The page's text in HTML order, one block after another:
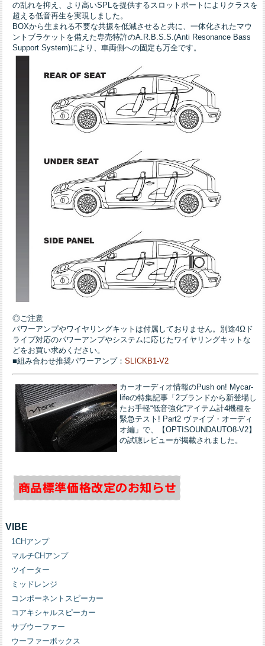
の乱れを抑え、より高いSPLを提供するスロットポートによりクラスを
超える低音再生を実現しました。
BOXから生まれる不要な共振を低減させると共に、一体化されたマウ
ントブラケットを備えた専売特許のA.R.B.S.S.(Anti Resonance Bass
Support System)により、車両側への固定も万全です。
◎ご注意
パワーアンプやワイヤリングキットは付属しておりません。別途4Ωド
ライブ対応のパワーアンプやシステムに応じたワイヤリングキットな
どをお買い求めください。
■組み合わせ推奨パワーアンプ：SLICKB1-V2
カーオーディオ情報のPush on! Mycar-
lifeの特集記事「2ブランドから新登場し
たお手軽“低音強化”アイテム計4機種を
緊急テスト! Part2 ヴァイブ・オーディ
オ編」で、【OPTISOUNDAUTO8-V2】
の試聴レビューが掲載されました。
VIBE
1CHアンプ
マルチCHアンプ
ツイーター
ミッドレンジ
コンポーネントスピーカー
コアキシャルスピーカー
サブウーファー
ウーファーボックス